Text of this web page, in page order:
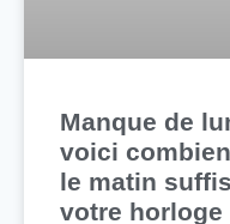
Manque de
voici
le matin
votre